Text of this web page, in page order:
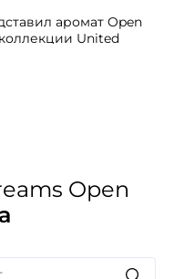
аромат Open
United
Open